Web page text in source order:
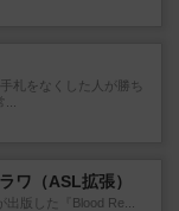
札をなくした人が勝ち
ワ（ASL拡張）
版した『Blood Re...